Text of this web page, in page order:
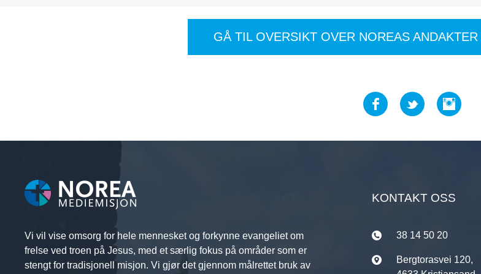
GÅ TIL OVERSIKT OVER NOREAS
Vi vil vise omsorg for hele mennesket og forkynne evangeliet om
frelse ved troen på Jesus, med et særlig fokus på områder som er
stengt for tradisjonell misjon. Vi gjør det gjennom målrettet bruk av
KONTAKT OSS
38 14 50 20
Bergtorasvei 120,